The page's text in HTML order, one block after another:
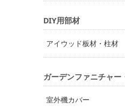
DIY用部材
アイウッド板材・柱材
ガーデンファニチャー
室外機カバー